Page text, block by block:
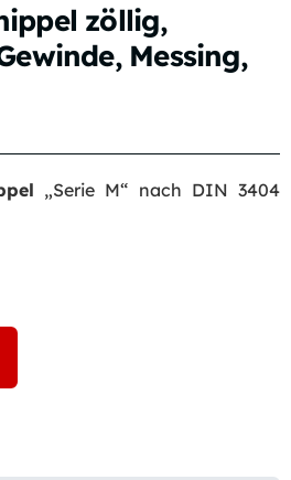
zöllig,
Messing,
„Serie M“ nach DIN 3404